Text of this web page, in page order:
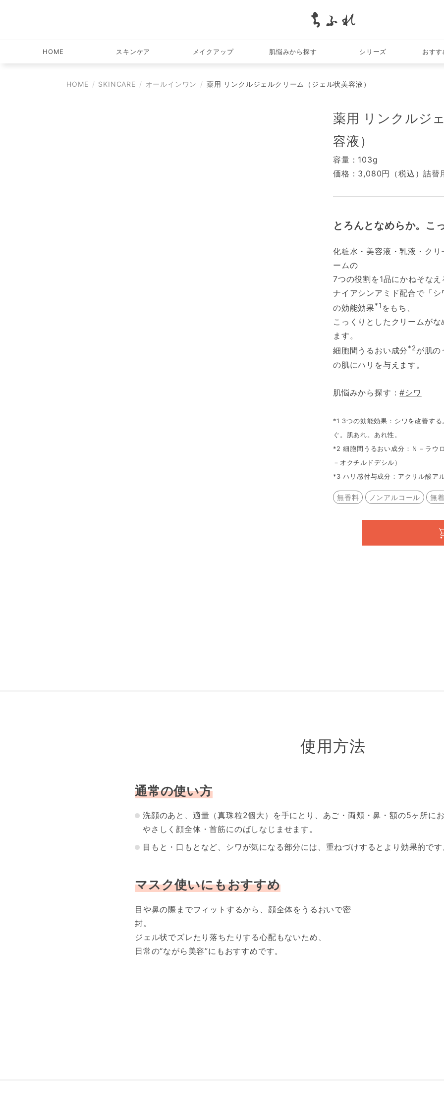
search
HOME スキンケア メイクアップ 肌悩みから探す シリーズ おす
HOME SKINCARE オールインワン 薬用 リンクルジェルクリーム（ジェル状美容液）
薬用 リンクルジ
容液）
容量：103g
価格：3,080円（税込）詰替
とろんとなめらか。こ
化粧水・美容液・乳液・ク
ームの
7つの役割を1品にかねそな
ナイアシンアミド配合で「
の効能効果*1 をもち、
こっくりとしたクリームが
ます。
細胞間うるおい成分*2が肌の
の肌にハリを与えます。
肌悩みから探す：#シワ
*1 3つの効能効果：シワを改善す
ぐ。肌あれ。あれ性。
*2 細胞間うるおい成分：Ｎ－ラウ
－オクチルドデシル）
*3 ハリ感付与成分：アクリル酸ア
無香料 ノンアルコール 無
使用方法
通常の使い方
洗顔のあと、適量（真珠粒2個大）を手にとり、あご・両頬・鼻・額の5ヶ所にお
やさしく顔全体・首筋にのばしなじませます。
目もと・口もとなど、シワが気になる部分には、重ねづけするとより効果的です
マスク使いにもおすすめ
目や鼻の際までフィットするから、顔全体をうるおいで密
封。
ジェル状でズレたり落ちたりする心配もないため、
日常の“ながら美容”にもおすすめです。